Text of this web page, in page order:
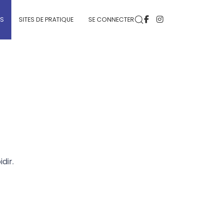
SITES DE PRATIQUE SE CONNECTER